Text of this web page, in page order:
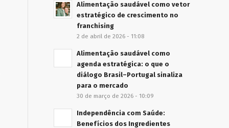
Alimentação saudável como vetor
estratégico de crescimento no
franchising
2 de abril de 2026 - 11:08
Alimentação saudável como
agenda estratégica: o que o
diálogo Brasil–Portugal sinaliza
para o mercado
30 de março de 2026 - 10:09
Independência com Saúde:
Benefícios dos Ingredientes